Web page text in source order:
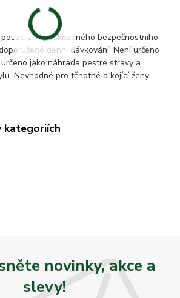
z nepoškozeného bezpečnostního
denní dávkování. Není určeno
jako náhrada pestré stravy a
Nevhodné pro těhotné a kojící ženy.
kategoriích
novinky, akce a
slevy!